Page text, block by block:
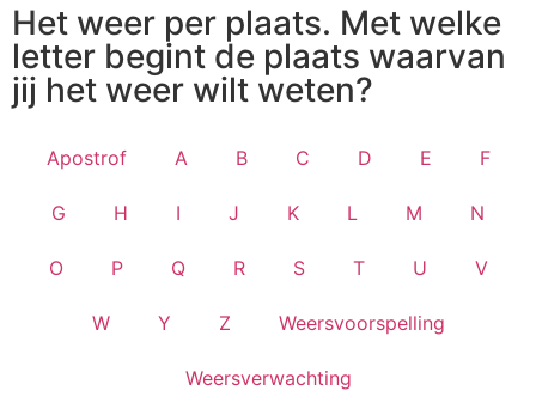
Het weer per plaats. Met welke
letter begint de plaats waarvan
jij het weer wilt weten?
Apostrof A B C D E F
G H I J K L M N
O P Q R S T U V
W Y Z Weersvoorspelling
Weersverwachting